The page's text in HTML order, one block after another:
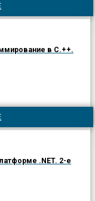
в С.++.
.NET. 2-е